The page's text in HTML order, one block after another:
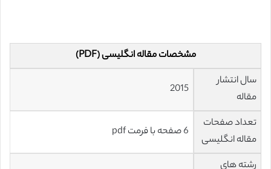
مشخصات مقاله انگلیسی (PDF)
سال انتشار
مقاله
2015
تعداد صفحات
مقاله انگلیسی
6 صفحه با فرمت pdf
رشته های